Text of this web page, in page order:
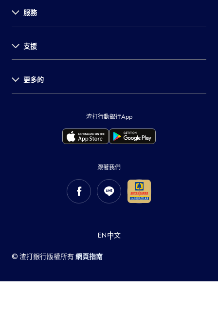
服務
永續發展計畫
法定公開揭露事項
金融友善服務暨公平待客專區
支援
菁英招募
更多的
渣打行動銀行App
跟著我們
© 渣打銀行版權所有網頁指南
EN中文